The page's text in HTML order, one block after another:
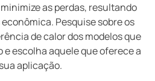
as perdas, resultando
Pesquise sobre os
de calor dos modelos que
escolha aquele que oferece a
aplicação.